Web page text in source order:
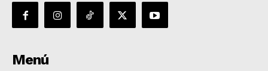
Menú